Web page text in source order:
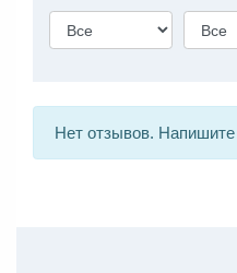
Нет отзывов.